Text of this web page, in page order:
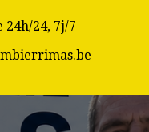
24h/24, 7j/7